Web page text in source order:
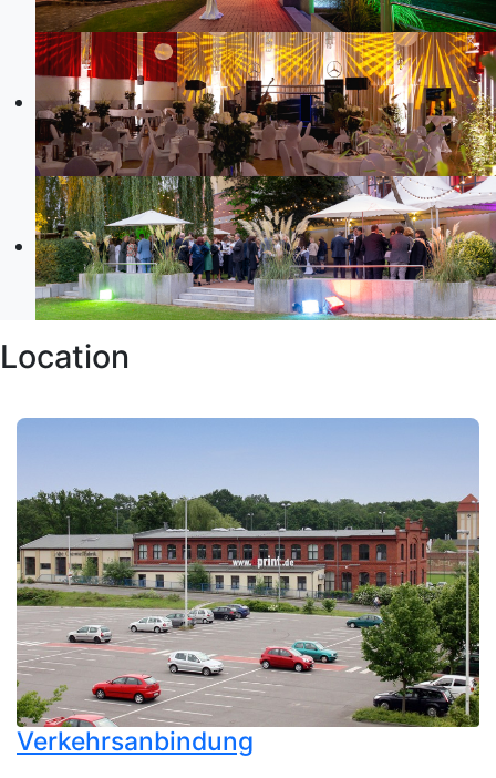
Location
Verkehrsanbindung